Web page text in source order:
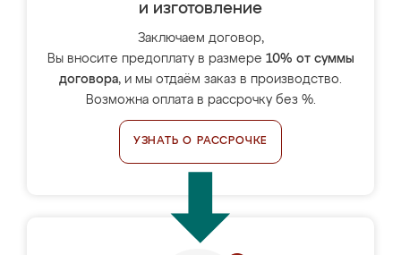
и изготовление
Заключаем договор,
Вы вносите предоплату в размере 10% от суммы
договора, и мы отдаём заказ в производство.
Возможна оплата в рассрочку без %.
УЗНАТЬ О РАССРОЧКЕ